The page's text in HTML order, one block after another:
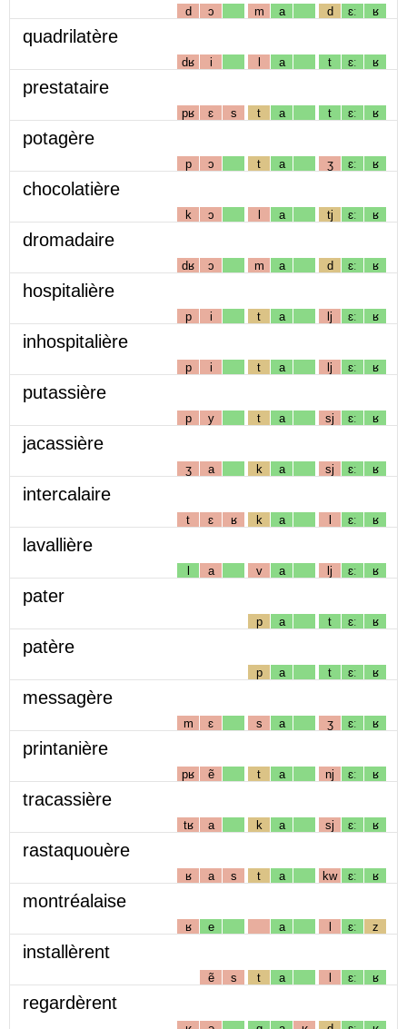
d ɔ m a d ɛː ʁ
quadrilatère
dʁ i l a t ɛː ʁ
prestataire
pʁ ɛ s t a t ɛː ʁ
potagère
p ɔ t a ʒ ɛː ʁ
chocolatière
k ɔ l a tj ɛː ʁ
dromadaire
dʁ ɔ m a d ɛː ʁ
hospitalière
p i t a lj ɛː ʁ
inhospitalière
p i t a lj ɛː ʁ
putassière
p y t a sj ɛː ʁ
jacassière
ʒ a k a sj ɛː ʁ
intercalaire
t ɛ ʁ k a l ɛː ʁ
lavallière
l a v a lj ɛː ʁ
pater
p a t ɛː ʁ
patère
p a t ɛː ʁ
messagère
m ɛ s a ʒ ɛː ʁ
printanière
pʁ ẽ t a nj ɛː ʁ
tracassière
tʁ a k a sj ɛː ʁ
rastaquouère
ʁ a s t a kw ɛː ʁ
montréalaise
ʁ e a l ɛː z
installèrent
ẽ s t a l ɛː ʁ
regardèrent